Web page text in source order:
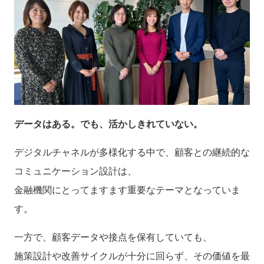
データはある。でも、活かしきれていない。
デジタルチャネルが多様化する中で、顧客との継続的な
コミュニケーション設計は、
金融機関にとってますます重要なテーマとなっていま
す。
一方で、顧客データや接点を保有していても、
施策設計や改善サイクルが十分に回らず、その価値を最